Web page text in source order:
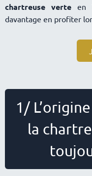
chartreuse verte en
davantage en profiter
1/
la